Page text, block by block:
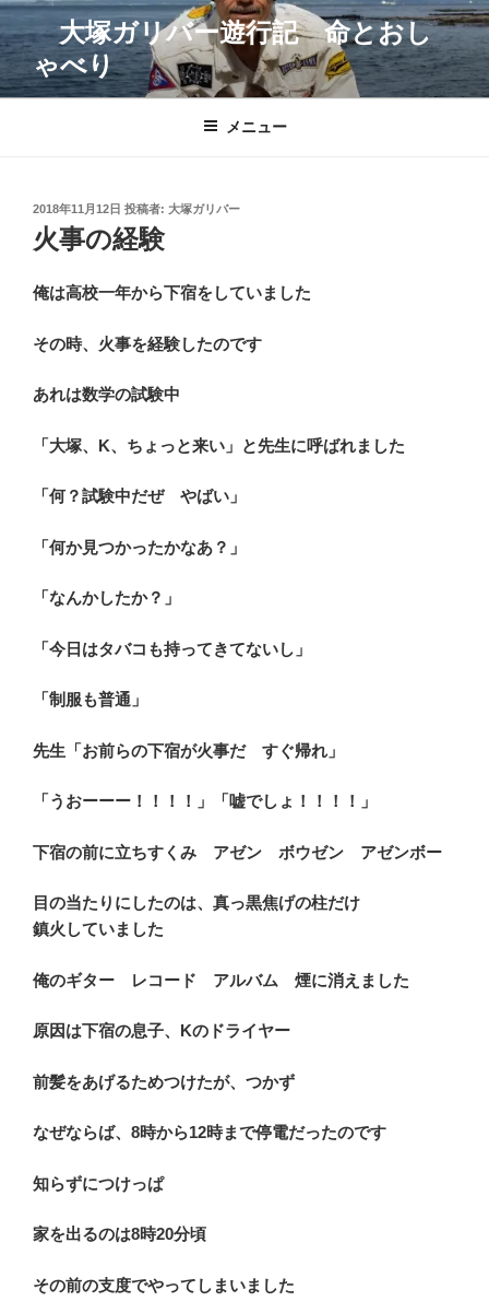
コ
ン
テ
ン
大塚ガリバー遊行記 命とおし
ゃべり
メニュー
投
日:
2018年11月12日 投稿者: 大塚ガリバー
火事の経験
俺は高校一年から下宿をしていました
その時、火事を経験したのです
あれは数学の試験中
「大塚、K、ちょっと来い」と先生に呼ばれました
「何？試験中だぜ やばい」
「何か見つかったかなあ？」
「なんかしたか？」
「今日はタバコも持ってきてないし」
「制服も普通」
先生「お前らの下宿が火事だ すぐ帰れ」
「うおーーー！！！！」「嘘でしょ！！！！」
下宿の前に立ちすくみ アゼン ボウゼン アゼンボー
目の当たりにしたのは、真っ黒焦げの柱だけ
鎮火していました
俺のギター レコード アルバム 煙に消えました
原因は下宿の息子、Kのドライヤー
前髪をあげるためつけたが、つかず
なぜならば、8時から12時まで停電だったのです
知らずにつけっぱ
家を出るのは8時20分頃
その前の支度でやってしまいました